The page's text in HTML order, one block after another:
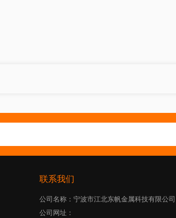
联系我们
公司名称：宁波市江北东帆金属科技有限公司
公司网址：